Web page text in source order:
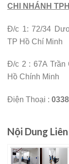
CHI NHÁNH
Đ/c 1: 72/34
TP Hồ Chí Minh
Đ/c 2 : 67A Trần
Hồ Chính Minh
Điện Thoại :
Nội Dung